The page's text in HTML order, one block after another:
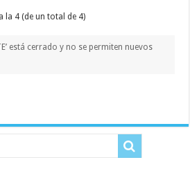
la 4 (de un total de 4)
está cerrado y no se permiten nuevos